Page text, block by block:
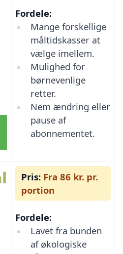
Fordele:
Mange forskellige
måltidskasser at
vælge imellem.
Mulighed for
børnevenlige
retter.
Nem ændring eller
pause af
abonnementet.
Pris: Fra 86 kr. pr.
portion
Fordele:
Lavet fra bunden
af økologiske